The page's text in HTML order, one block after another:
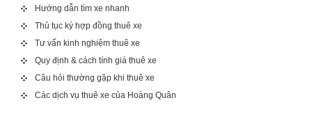
Hướng dẫn tìm xe nhanh
Thủ tục ký hợp đồng thuê xe
Tư vấn kinh nghiệm thuê xe
Quy định & cách tính giá thuê xe
Câu hỏi thường gặp khi thuê xe
Các dịch vụ thuê xe của Hoàng Quân